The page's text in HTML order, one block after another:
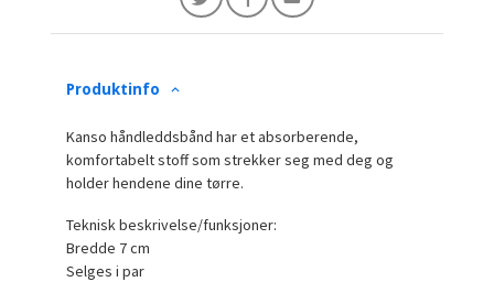
Produktinfo
Kanso håndleddsbånd har et absorberende,
komfortabelt stoff som strekker seg med deg og
holder hendene dine tørre.
Teknisk beskrivelse/funksjoner:
Bredde 7 cm
Selges i par